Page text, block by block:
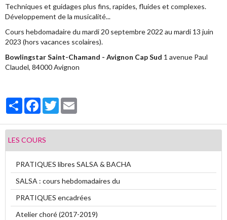
Vidéos
Contact
Livre d'or
Sondages
Techniques et guidages plus fins, rapides, fluides et complexes.
Développement de la musicalité...
Cours hebdomadaire du mardi 20 septembre 2022 au mardi 13 juin
2023 (hors vacances scolaires).
Bowlingstar Saint-Chamand - Avignon Cap Sud 1 avenue Paul
Claudel, 84000 Avignon
PartagerFacebook
Twitter
LES COURS
PRATIQUES libres SALSA & BACHA
SALSA : cours hebdomadaires du
PRATIQUES encadrées
Atelier choré (2017-2019)